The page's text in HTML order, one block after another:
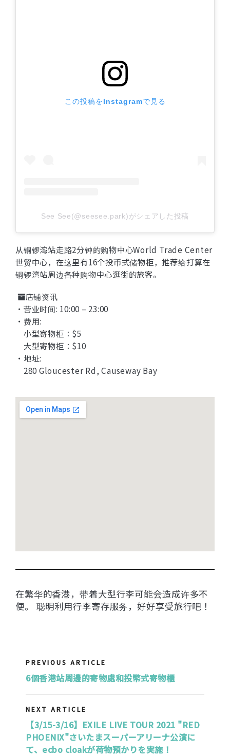
この投稿をInstagramで見る
See See(@seesee.park)がシェアした投稿
从铜锣湾站走路2分钟的购物中心World Trade Center
世贸中心，在这里有16个投币式储物柜，推荐给打算在
铜锣湾站周边各种购物中心逛街的旅客。
店铺资讯
・营业时间: 10:00 – 23:00
・费用:
小型寄物柜：$5
大型寄物柜：$10
・地址:
280 Gloucester Rd, Causeway Bay
在繁华的香港，带着大型行李可能会造成许多不
便。 聪明利用行李寄存服务，好好享受旅行吧！
PREVIOUS ARTICLE
6個香港站周邊的寄物處和投幣式寄物櫃
NEXT ARTICLE
【3/15-3/16】EXILE LIVE TOUR 2021 "RED
PHOENIX"さいたまスーパーアリーナ公演に
て、ecbo cloakが荷物預かりを実施！